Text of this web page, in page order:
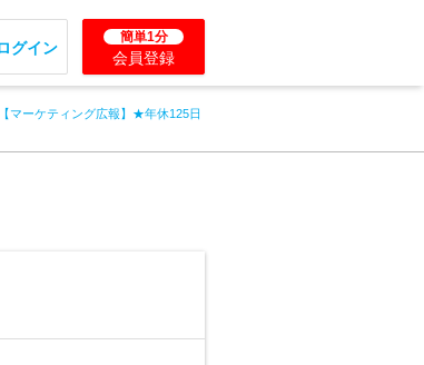
グイン
簡単1分
会員登録
マーケティング広報】★年休125日